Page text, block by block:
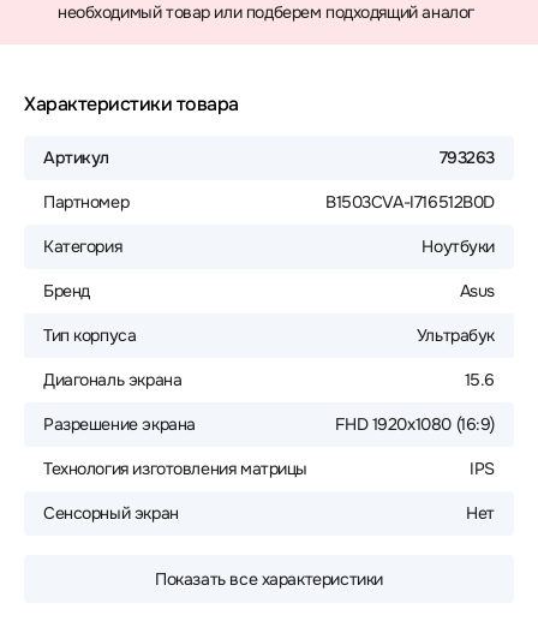
необходимый товар или подберем подходящий аналог
Характеристики товара
Артикул 793263
Партномер B1503CVA-I716512B0D
Категория Ноутбуки
Бренд Asus
Тип корпуса Ультрабук
Диагональ экрана 15.6
Разрешение экрана FHD 1920x1080 (16:9)
Технология изготовления матрицы IPS
Сенсорный экран Нет
Показать все характеристики